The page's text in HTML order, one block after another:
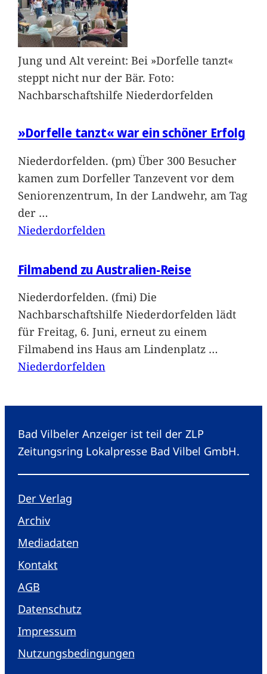
Jung und Alt vereint: Bei »Dorfelle tanzt«
steppt nicht nur der Bär. Foto:
Nachbarschaftshilfe Niederdorfelden
»Dorfelle tanzt« war ein schöner Erfolg
Niederdorfelden. (pm) Über 300 Besucher
kamen zum Dorfeller Tanzevent vor dem
Seniorenzentrum, In der Landwehr, am Tag
der …
Niederdorfelden
Filmabend zu Australien-Reise
Niederdorfelden. (fmi) Die
Nachbarschaftshilfe Niederdorfelden lädt
für Freitag, 6. Juni, erneut zu einem
Filmabend ins Haus am Lindenplatz …
Niederdorfelden
Bad Vilbeler Anzeiger ist teil der ZLP
Zeitungsring Lokalpresse Bad Vilbel GmbH.
Der Verlag
Archiv
Mediadaten
Kontakt
AGB
Datenschutz
Impressum
Nutzungsbedingungen